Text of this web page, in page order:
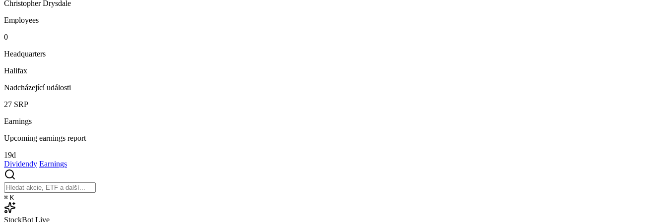
Christopher Drysdale
Employees
0
Headquarters
Halifax
Nadcházející události
27 SRP
Earnings
Upcoming earnings report
19d
Dividendy Earnings
⌘ K
StockBot Live